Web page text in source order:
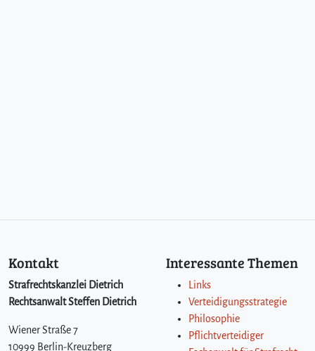
Kontakt
Strafrechtskanzlei Dietrich
Rechtsanwalt Steffen Dietrich
Wiener Straße 7
10999 Berlin-Kreuzberg
Interessante Themen
Links
Verteidigungsstrategie
Philosophie
Pflichtverteidiger